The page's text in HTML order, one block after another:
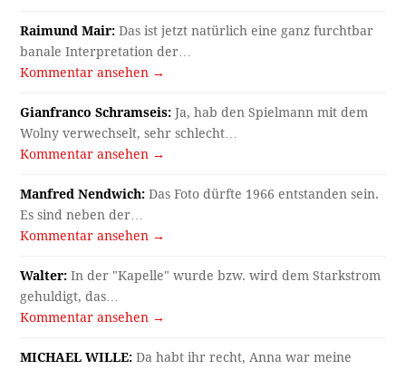
Raimund Mair: Das ist jetzt natürlich eine ganz furchtbar
banale Interpretation der…
Kommentar ansehen →
Gianfranco Schramseis: Ja, hab den Spielmann mit dem
Wolny verwechselt, sehr schlecht…
Kommentar ansehen →
Manfred Nendwich: Das Foto dürfte 1966 entstanden sein.
Es sind neben der…
Kommentar ansehen →
Walter: In der "Kapelle" wurde bzw. wird dem Starkstrom
gehuldigt, das…
Kommentar ansehen →
MICHAEL WILLE: Da habt ihr recht, Anna war meine